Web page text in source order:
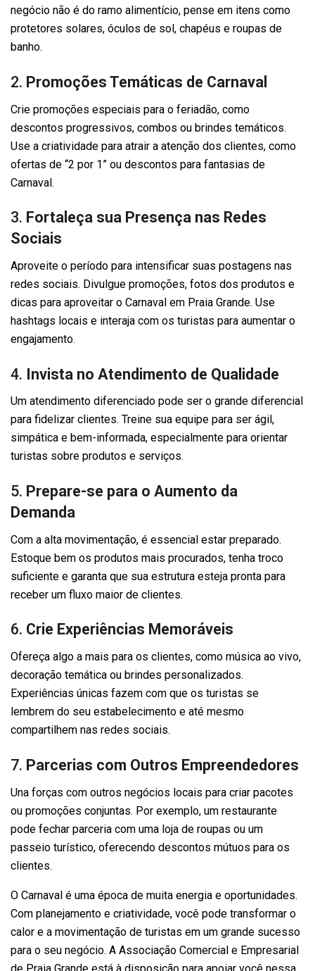
negócio não é do ramo alimentício, pense em itens como
protetores solares, óculos de sol, chapéus e roupas de
banho.
2. Promoções Temáticas de Carnaval
Crie promoções especiais para o feriadão, como
descontos progressivos, combos ou brindes temáticos.
Use a criatividade para atrair a atenção dos clientes, como
ofertas de “2 por 1” ou descontos para fantasias de
Carnaval.
3. Fortaleça sua Presença nas Redes
Sociais
Aproveite o período para intensificar suas postagens nas
redes sociais. Divulgue promoções, fotos dos produtos e
dicas para aproveitar o Carnaval em Praia Grande. Use
hashtags locais e interaja com os turistas para aumentar o
engajamento.
4. Invista no Atendimento de Qualidade
Um atendimento diferenciado pode ser o grande diferencial
para fidelizar clientes. Treine sua equipe para ser ágil,
simpática e bem-informada, especialmente para orientar
turistas sobre produtos e serviços.
5. Prepare-se para o Aumento da
Demanda
Com a alta movimentação, é essencial estar preparado.
Estoque bem os produtos mais procurados, tenha troco
suficiente e garanta que sua estrutura esteja pronta para
receber um fluxo maior de clientes.
6. Crie Experiências Memoráveis
Ofereça algo a mais para os clientes, como música ao vivo,
decoração temática ou brindes personalizados.
Experiências únicas fazem com que os turistas se
lembrem do seu estabelecimento e até mesmo
compartilhem nas redes sociais.
7. Parcerias com Outros Empreendedores
Una forças com outros negócios locais para criar pacotes
ou promoções conjuntas. Por exemplo, um restaurante
pode fechar parceria com uma loja de roupas ou um
passeio turístico, oferecendo descontos mútuos para os
clientes.
O Carnaval é uma época de muita energia e oportunidades.
Com planejamento e criatividade, você pode transformar o
calor e a movimentação de turistas em um grande sucesso
para o seu negócio. A Associação Comercial e Empresarial
de Praia Grande está à disposição para apoiar você nessa